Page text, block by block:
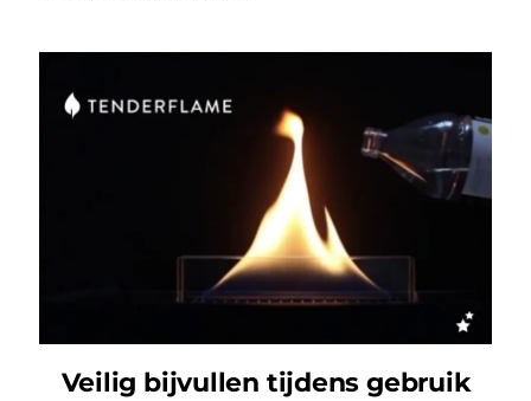
Veilig bijvullen tijdens gebruik